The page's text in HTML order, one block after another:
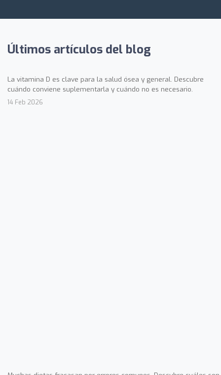
Últimos artículos del blog
La vitamina D es clave para la salud ósea y general. Descubre
cuándo conviene suplementarla y cuándo no es necesario.
14 Feb 2026